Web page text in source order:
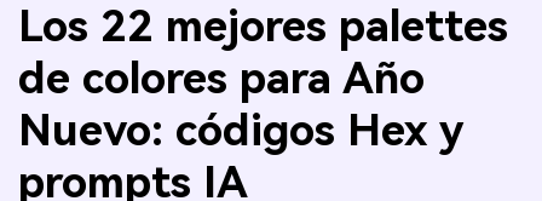
Los 22 mejores palettes
de colores para Año
Nuevo: códigos Hex y
prompts IA